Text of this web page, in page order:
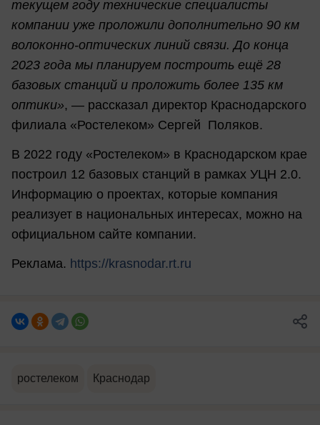
текущем году технические специалисты
компании уже проложили дополнительно 90 км
волоконно-оптических линий связи. До конца
2023 года мы планируем построить ещё 28
базовых станций и проложить более 135 км
оптики», — рассказал директор Краснодарского
филиала «Ростелеком» Сергей Поляков.
В 2022 году «Ростелеком» в Краснодарском крае
построил 12 базовых станций в рамках УЦН 2.0.
Информацию о проектах, которые компания
реализует в национальных интересах, можно на
официальном сайте компании.
Реклама. https://krasnodar.rt.ru
ростелеком Краснодар